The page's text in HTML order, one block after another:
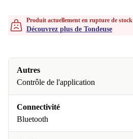
Produit actuellement en rupture de stock
Découvrez plus de Tondeuse
Autres
Contrôle de l'application
Connectivité
Bluetooth